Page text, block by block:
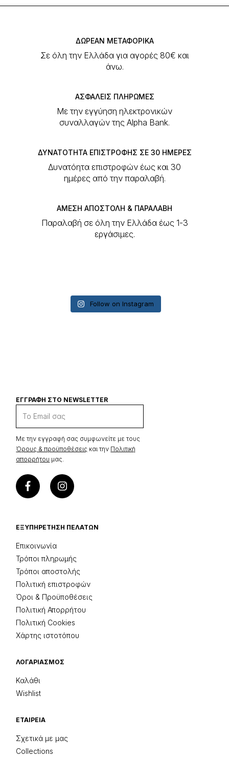
E-SHOP
ΣΧΕΔΙΑΣΤΈΣ
COLLECTION
ΣΧΕΤΙΚΆ ΜΕ ΜΑΣ
ΕΠΙΚΟΙΝΩΝΊΑ
ΑΓΌΡΑΣΕ ΤΩΡΑ
παραλλαγές.
μπορούν
επιλεγούν
προϊόντος
ΔΩΡΕΑΝ ΜΕΤΑΦΟΡΙΚΑ
Σε όλη την Ελλάδα για αγορές 80€ και
άνω.
ΑΣΦΑΛΕΙΣ ΠΛΗΡΩΜΕΣ
Με την εγγύηση ηλεκτρονικών
συναλλαγών της Alpha Bank.
ΔΥΝΑΤΟΤΗΤΑ ΕΠΙΣΤΡΟΦΗΣ ΣΕ 30 ΗΜΕΡΕΣ
Δυνατόητα επιστροφών έως και 30
ημέρες από την παραλαβή.
ΑΜΕΣΗ ΑΠΟΣΤΟΛΗ & ΠΑΡΑΛΑΒΗ
Παραλαβή σε όλη την Ελλάδα έως 1-3
εργάσιμες.
Follow on Instagram
ΕΓΓΡΑΦΉ ΣΤΟ NEWSLETTER
Με την εγγραφή σας συμφωνείτε με τους
Όρους & προϋποθέσεις και την Πολιτική
απορρήτου μας.
ΕΞΥΠΗΡΈΤΗΣΗ ΠΕΛΑΤΏΝ
Επικοινωνία
Τρόποι πληρωμής
Τρόποι αποστολής
Πολιτική επιστροφών
Όροι & Προϋποθέσεις
Πολιτική Απορρήτου
Πολιτική Cookies
Χάρτης ιστοτόπου
ΛΟΓΑΡΙΑΣΜΌΣ
Καλάθι
Wishlist
ΕΤΑΙΡΕΊΑ
Σχετικά με μας
Collections